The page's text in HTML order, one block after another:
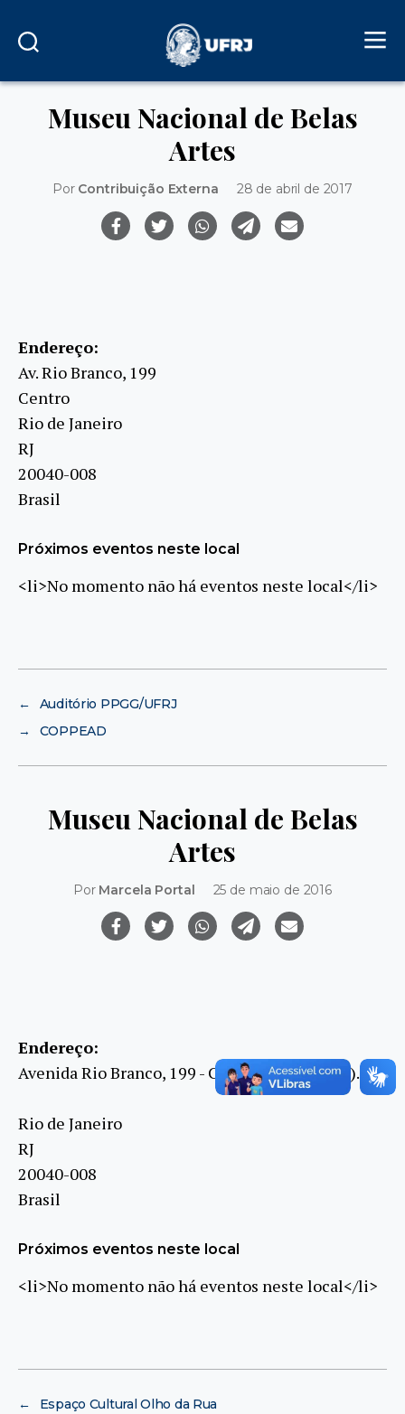
Museu Nacional de Belas
Artes
Por Contribuição Externa 28 de abril de 2017
Endereço:
Av. Rio Branco, 199
Centro
Rio de Janeiro
RJ
20040-008
Brasil
Próximos eventos neste local
<li>No momento não há eventos neste local</li>
←
Auditório PPGG/UFRJ
→
COPPEAD
Museu Nacional de Belas
Artes
Por Marcela Portal 25 de maio de 2016
Endereço:
Avenida Rio Branco, 199 - Centro (Cinelândia).
Rio de Janeiro
RJ
20040-008
Brasil
Próximos eventos neste local
<li>No momento não há eventos neste local</li>
←
Espaço Cultural Olho da Rua